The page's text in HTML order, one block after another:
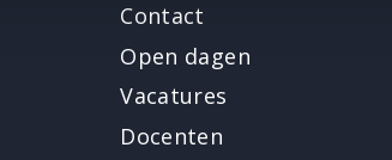
Contact
Open dagen
Vacatures
Docenten